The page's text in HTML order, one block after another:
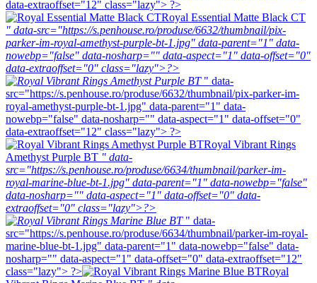
data-extraoffset="12" class="lazy"> ?>
Royal Essential Matte Black CT
" data-src="https://s.penhouse.ro/produse/6632/thumbnail/pix-
parker-im-royal-amethyst-purple-bt-1.jpg" data-parent="1" data-
nowebp="false" data-nosharp="" data-aspect="1" data-offset="0"
data-extraoffset="0" class="lazy">?>
" data-
src="https://s.penhouse.ro/produse/6632/thumbnail/pix-parker-im-
royal-amethyst-purple-bt-1.jpg" data-parent="1" data-
nowebp="false" data-nosharp="" data-aspect="1" data-offset="0"
data-extraoffset="12" class="lazy"> ?>
Royal Vibrant Rings
Amethyst Purple BT " data-
src="https://s.penhouse.ro/produse/6634/thumbnail/parker-im-
royal-marine-blue-bt-1.jpg" data-parent="1" data-nowebp="false"
data-nosharp="" data-aspect="1" data-offset="0" data-
extraoffset="0" class="lazy">?>
" data-
src="https://s.penhouse.ro/produse/6634/thumbnail/parker-im-royal-
marine-blue-bt-1.jpg" data-parent="1" data-nowebp="false" data-
nosharp="" data-aspect="1" data-offset="0" data-extraoffset="12"
class="lazy"> ?>
Royal